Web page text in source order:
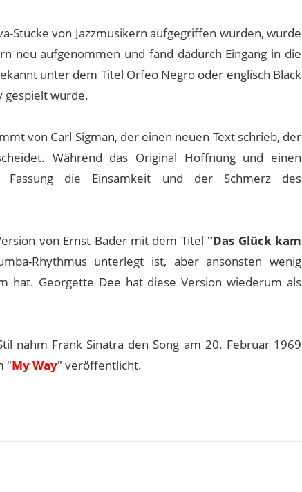
Stücke von Jazzmusikern aufgegriffen wurden, wurde
neu aufgenommen und fand dadurch Eingang in die
unter dem Titel Orfeo Negro oder englisch Black
gespielt wurde.
von Carl Sigman, der einen neuen Text schrieb, der
Während das Original Hoffnung und einen
die Einsamkeit und der Schmerz des
von Ernst Bader mit dem Titel "Das Glück kam
Rhythmus unterlegt ist, aber ansonsten wenig
hat. Georgette Dee hat diese Version wiederum als
nahm Frank Sinatra den Song am 20. Februar 1969
"My Way" veröffentlicht.